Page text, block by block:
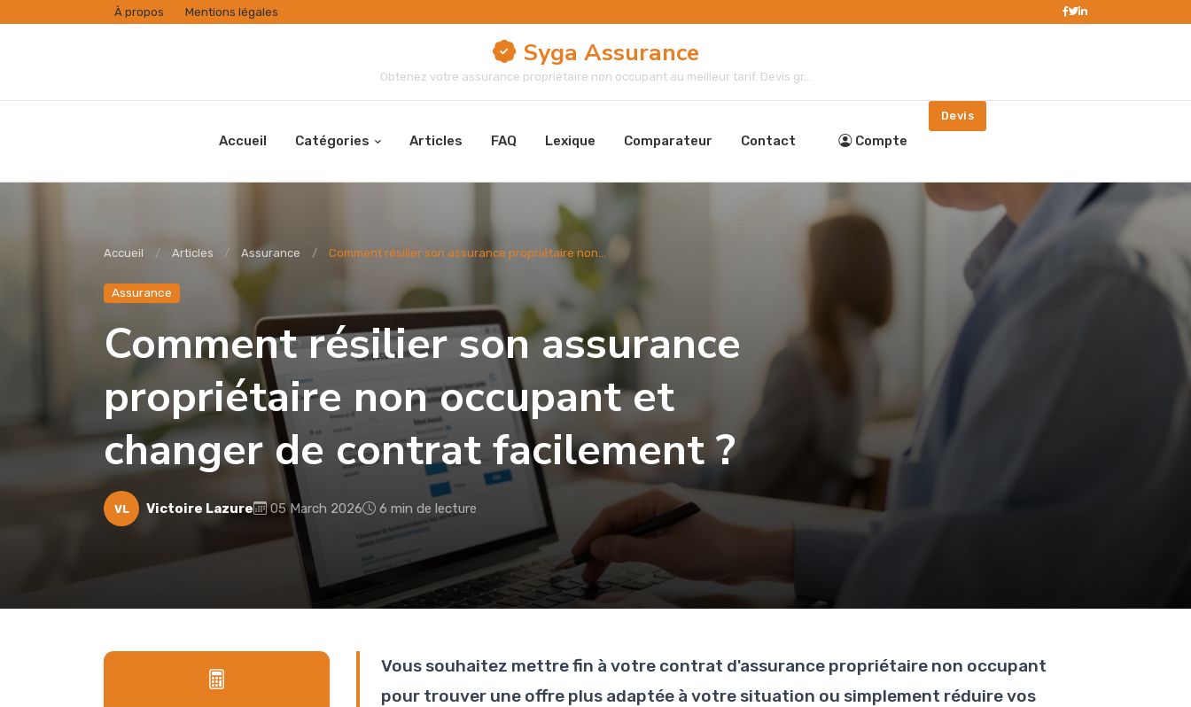
À propos Mentions légales
Syga Assurance
Obtenez votre assurance propriétaire non occupant au meilleur tarif. Devis gr...
Accueil Catégories Articles FAQ Lexique Comparateur Contact Compte
Devis
Accueil Articles Assurance Comment résilier son assurance propriétaire non...
Assurance
Comment résilier son assurance
propriétaire non occupant et
changer de contrat facilement ?
VL Victoire Lazure 05 March 2026 6 min de lecture
Vous souhaitez mettre fin à votre contrat d'assurance propriétaire non occupant
pour trouver une offre plus adaptée à votre situation ou simplement réduire vos